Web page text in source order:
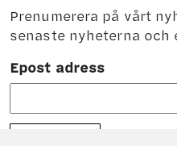
Prenumerera på vårt
senaste nyheterna och
Epost adress